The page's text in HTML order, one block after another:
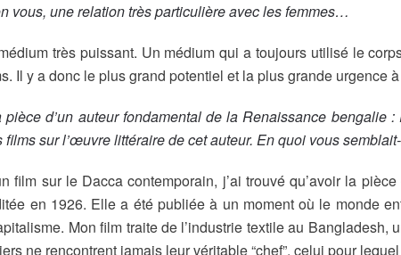
vous, une relation très particulière avec les femmes…
très puissant. Un médium qui a toujours utilisé le
Il y a donc le plus grand potentiel et la plus grande urgence
d’un auteur fondamental de la Renaissance
sur l’œuvre littéraire de cet auteur. En quoi vous
film sur le Dacca contemporain, j’ai trouvé qu’avoir la
en 1926. Elle a été publiée à un moment où le monde
Mon film traite de l’industrie textile au
ne rencontrent jamais leur véritable “chef”, celui pour